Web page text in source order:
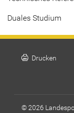
Duales Studium
print Drucken
© 2026